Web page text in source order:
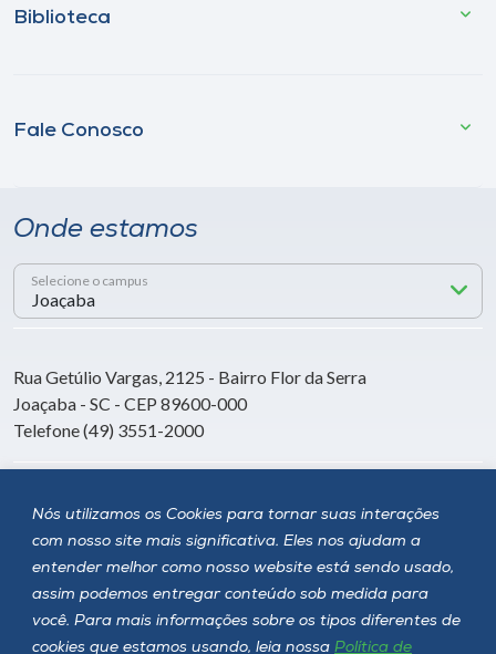
Nós utilizamos os Cookies para tornar suas interações
com nosso site mais significativa. Eles nos ajudam a
entender melhor como nosso website está sendo usado,
assim podemos entregar conteúdo sob medida para
você. Para mais informações sobre os tipos diferentes de
cookies que estamos usando, leia nossa Política de
Biblioteca
Fale Conosco
Onde estamos
Selecione o campus
Rua Getúlio Vargas, 2125 - Bairro Flor da Serra
Joaçaba - SC - CEP 89600-000
Telefone (49) 3551-2000
Siga a Unoesc